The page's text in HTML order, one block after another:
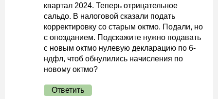
квартал 2024. Теперь отрицательное
сальдо. В налоговой сказали подать
корректировку со старым октмо. Подали, но
с опозданием. Подскажите нужно подавать
с новым октмо нулевую декларацию по 6-
ндфл, чтоб обнулились начисления по
новому октмо?
Ответить